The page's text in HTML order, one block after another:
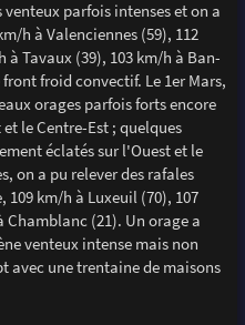
parfois intenses et on a
h à Valenciennes (59), 112
à Tavaux (39), 103 km/h à Ban-
froid convectif. Le 1er Mars,
orages parfois forts encore
le Centre-Est ; quelques
éclatés sur l'Ouest et le
on a pu relever des rafales
km/h à Luxeuil (70), 107
(21). Un orage a
venteux intense mais non
avec une trentaine de maisons